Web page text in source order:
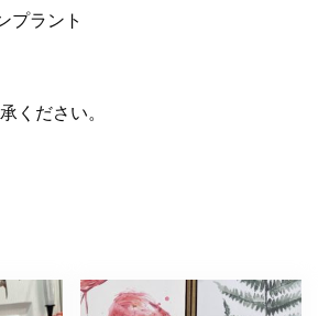
プラント
ください。